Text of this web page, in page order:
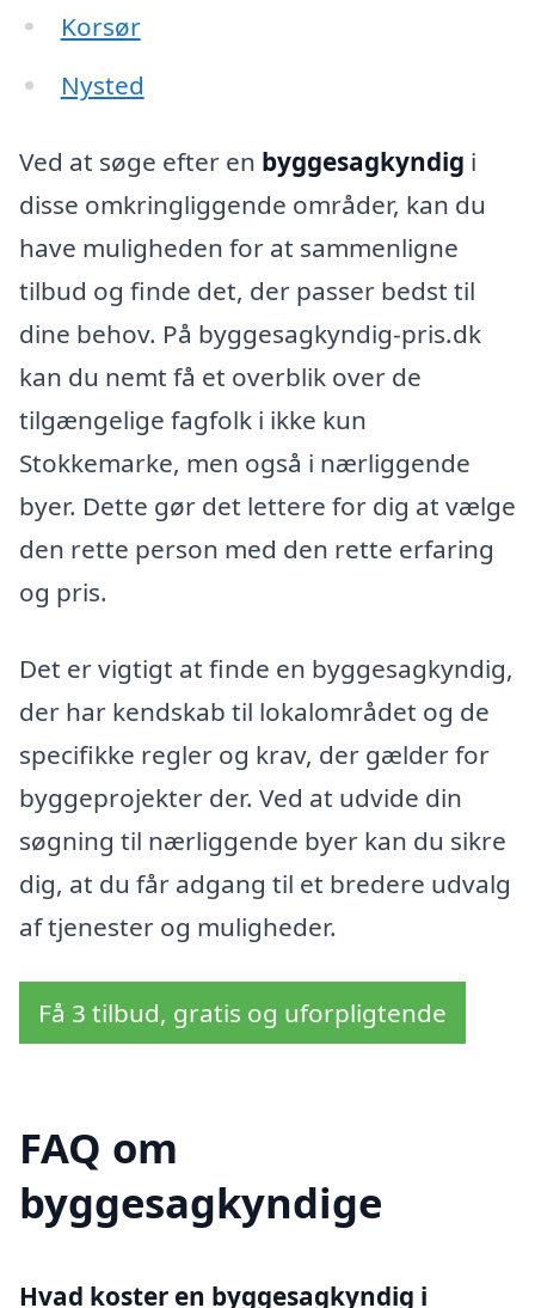
Korsør
Nysted
Ved at søge efter en byggesagkyndig i
disse omkringliggende områder, kan du
have muligheden for at sammenligne
tilbud og finde det, der passer bedst til
dine behov. På byggesagkyndig-pris.dk
kan du nemt få et overblik over de
tilgængelige fagfolk i ikke kun
Stokkemarke, men også i nærliggende
byer. Dette gør det lettere for dig at vælge
den rette person med den rette erfaring
og pris.
Det er vigtigt at finde en byggesagkyndig,
der har kendskab til lokalområdet og de
specifikke regler og krav, der gælder for
byggeprojekter der. Ved at udvide din
søgning til nærliggende byer kan du sikre
dig, at du får adgang til et bredere udvalg
af tjenester og muligheder.
Få 3 tilbud, gratis og uforpligtende
FAQ om
byggesagkyndige
Hvad koster en byggesagkyndig i